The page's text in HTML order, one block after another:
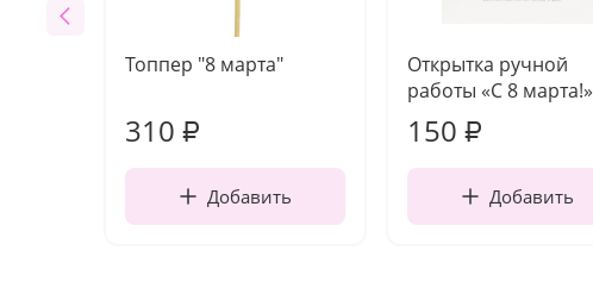
Топпер "8 марта"
310 ₽
Добавить
Открытка ручной
работы «С 8 марта!»
150 ₽
Добавить